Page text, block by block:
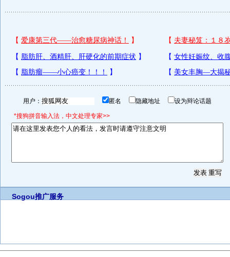
用户： 匿名 隐藏地址 设为辩论话题
*搜狗拼音输入法，中文处理专家>>
Sogou推广服务